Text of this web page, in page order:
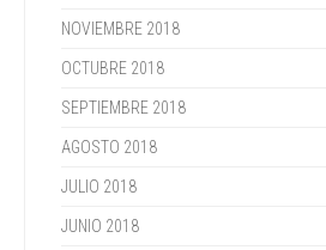
NOVIEMBRE 2018
OCTUBRE 2018
SEPTIEMBRE 2018
AGOSTO 2018
JULIO 2018
JUNIO 2018